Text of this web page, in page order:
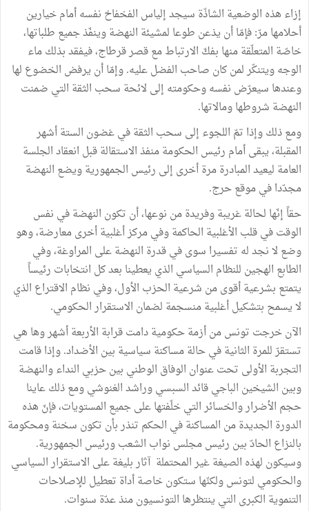
إزاء هذه الوضعية الشاذّة سيجد إلياس الفخفاخ نفسه أمام خيارين
أحلامها مرّ: فإمّا أن يذعن طوعا لمشيئة النهضة وينفّذ جميع طلباتها،
خاصّة المتعلّقة منها بفكّ الارتباط مع قصر قرطاج، فيفقد بذلك ماء
الوجه ويتنكّر لمن كان صاحب الفضل عليه. وإمّا أن يرفض الخضوع لها
وعندها سيعرّض نفسه وحكومته إلى لائحة سحب الثقة التي ضمنت
النهضة شروطها ومالاتها.
ومع ذلك وإذا تمّ اللجوء إلى سحب الثقة في غضون الستة أشهر
المقبلة، يبقى أمام رئيس الحكومة منفذ الاستقالة قبل انعقاد الجلسة
العامة ليعيد المبادرة مرة أخرى إلى رئيس الجمهورية ويضع النهضة
مجدّدا في موقع حرج.
حقاً إنّها لحالة غريبة وفريدة من نوعها، أن تكون النهضة في نفس
الوقت في قلب الأغلبية الحاكمة وفي مركز أغلبية أخرى معارضة، وهو
وضع لا نجد له تفسيرا سوى في قدرة النهضة على المراوغة، وفي
الطابع الهجين للنظام السياسي الذي يعطينا بعد كل انتخابات رئيساً
يتمتع بشرعية أقوى من شرعية الحزب الأول، وفي نظام الاقتراع الذي
لا يسمح بتشكيل أغلبية منسجمة لضمان الاستقرار الحكومي.
الآن خرجت تونس من أزمة حكومية دامت قرابة الأربعة أشهر وها هي
تستقرّ للمرة الثانية في حالة مساكنة سياسية بين الأضداد. وإذا قامت
التجربة الأولى تحت عنوان الوفاق الوطني بين حزبي النداء والنهضة
وبين الشيخين الباجي قائد السبسي وراشد الغنوشي ومع ذلك عاينا
حجم الأضرار والخسائر التي خلّفتها على جميع المستويات، فإنّ هذه
الدورة الجديدة من المساكنة في الحكم تنذر بأن تكون سخنة ومحكومة
بالنزاع الحادّ بين رئيس مجلس نواب الشعب ورئيس الجمهورية.
وسيكون لهذه الصيغة غير المحتملة آثار بليغة على الاستقرار السياسي
والحكومي لتونس ولكنّها ستكون خاصة أداة تعطيل للإصلاحات
التنموية الكبرى التي ينتظرها التونسيون منذ عدّة سنوات.